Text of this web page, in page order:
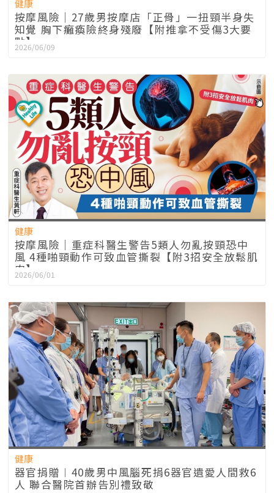
健康
按摩風險｜27歲男按摩店「正骨」一扭頸半身失
知覺 胸下癱瘓險終身殘廢【附推拿不受傷3大要
點】
2026/06/09
健康
按摩風險｜重症科醫生警告5類人勿亂按頸恐中
風 4種啪頸動作可致血管撕裂【附3招安全放鬆肌
肉】
2026/06/01
健康
器官捐贈︱40歲男中風腦死捐6器官遺愛人間救6
人 聯合醫院首辦告別禮致敬